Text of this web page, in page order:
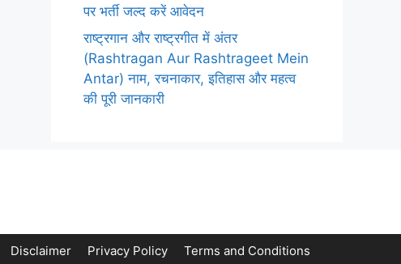
पर भर्ती जल्द करें आवेदन
राष्ट्रगान और राष्ट्रगीत में अंतर
(Rashtragan Aur Rashtrageet Mein
Antar) नाम, रचनाकार, इतिहास और महत्व
की पूरी जानकारी
Disclaimer Privacy Policy Terms and Conditions